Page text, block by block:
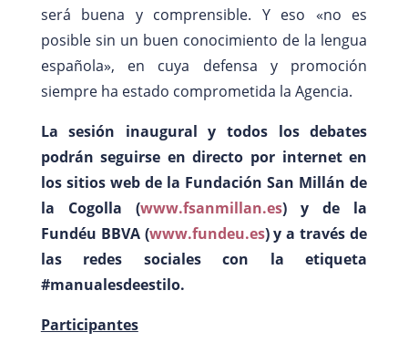
será buena y comprensible. Y eso «no es
posible sin un buen conocimiento de la lengua
española», en cuya defensa y promoción
siempre ha estado comprometida la Agencia.
La sesión inaugural y todos los debates
podrán seguirse en directo por internet en
los sitios web de la Fundación San Millán de
la Cogolla (www.fsanmillan.es) y de la
Fundéu BBVA (www.fundeu.es) y a través de
las redes sociales con la etiqueta
#manualesdeestilo.
Participantes